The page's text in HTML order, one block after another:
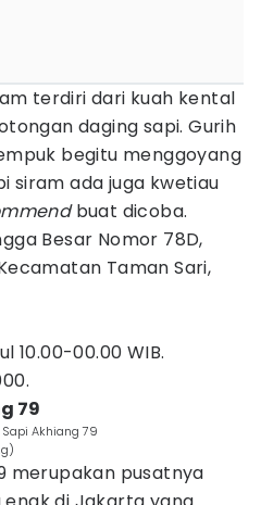
terdiri dari kuah kental
daging sapi. Gurih
begitu menggoyang
siram ada juga kwetiau
buat dicoba.
Besar Nomor 78D,
Taman Sari,
10.00-00.00 WIB.
79
Akhiang 79
merupakan pusatnya